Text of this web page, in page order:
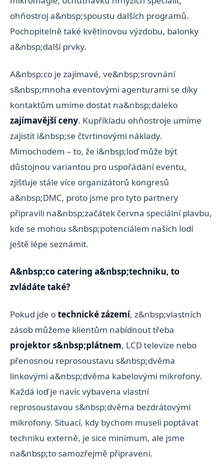
ohňostroj a&nbsp;spoustu dalších programů.
Pochopitelně také květinovou výzdobu, balonky
a&nbsp;další prvky.
A&nbsp;co je zajímavé, ve&nbsp;srovnání
s&nbsp;mnoha eventovými agenturami se díky
kontaktům umíme dostat na&nbsp;daleko
zajímavější ceny. Kupříkladu ohňostroje umíme
zajistit i&nbsp;se čtvrtinovými náklady.
Mimochodem – to, že i&nbsp;loď může být
důstojnou variantou pro uspořádání eventu,
zjišťuje stále více organizátorů kongresů
a&nbsp;DMC, proto jsme pro tyto partnery
připravili na&nbsp;začátek června speciální plavbu,
kde se mohou s&nbsp;potenciálem našich lodí
ještě lépe seznámit.
A&nbsp;co catering a&nbsp;techniku, to
zvládáte také?
Pokud jde otechnické zázemí, z&nbsp;vlastních
zásob můžeme klientům nabídnout třeba
projektor s&nbsp;plátnem, LCD televize nebo
přenosnou reprosoustavu s&nbsp;dvěma
linkovými a&nbsp;dvěma kabelovými mikrofony.
Každá loď je navíc vybavena vlastní
reprosoustavou s&nbsp;dvěma bezdrátovými
mikrofony. Situací, kdy bychom museli poptávat
techniku externě, je sice minimum, ale jsme
na&nbsp;to samozřejmě připraveni.